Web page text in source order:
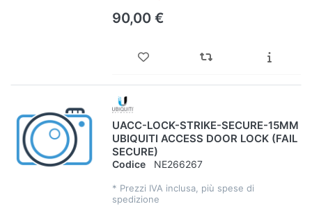
90,00 €
UACC-LOCK-STRIKE-SECURE-15MM
UBIQUITI ACCESS DOOR LOCK (FAIL
SECURE)
Codice NE266267
* Prezzi IVA inclusa, più spese di
spedizione